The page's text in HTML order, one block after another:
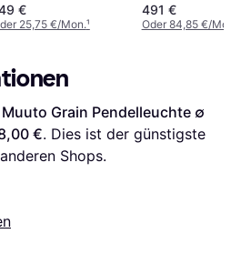
€
25,75 €/Mon.¹
491 €
Oder 84,85 €/
Muuto Grain Pendelleuchte ∅
€. Dies ist der günstigste
anderen Shops.